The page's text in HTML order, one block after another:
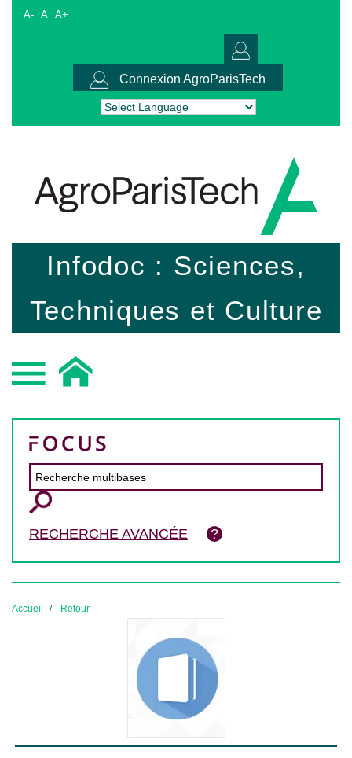
A- A A+
Connexion AgroParisTech
Powered by Translate
Infodoc : Sciences,
Techniques et Culture
RECHERCHE AVANCÉE
Accueil Retour